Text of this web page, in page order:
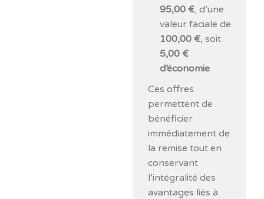
95,00 €, d’une
valeur faciale de
100,00 €, soit
5,00 €
d’économie
Ces offres
permettent de
bénéficier
immédiatement de
la remise tout en
conservant
l’intégralité des
avantages liés à